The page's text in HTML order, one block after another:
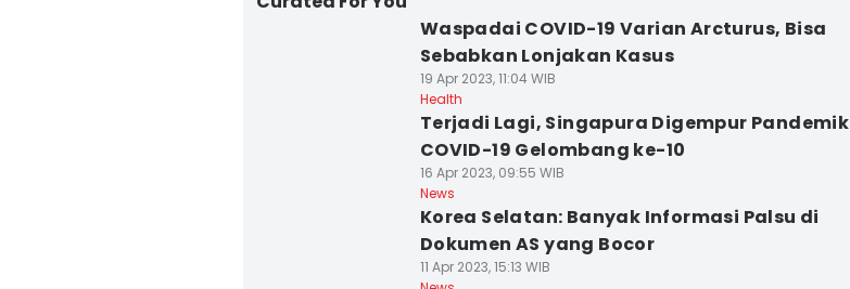
Waspadai COVID-19 Varian Arcturus, Bisa
Sebabkan Lonjakan Kasus
19 Apr 2023, 11:04 WIB
Health
Terjadi Lagi, Singapura Digempur Pandemik
COVID-19 Gelombang ke-10
16 Apr 2023, 09:55 WIB
News
Korea Selatan: Banyak Informasi Palsu di
Dokumen AS yang Bocor
11 Apr 2023, 15:13 WIB